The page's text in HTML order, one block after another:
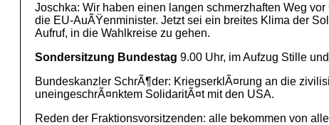
Joschka: Wir haben einen langen schmerzhaften Weg
die EU-AuÃŸenminister. Jetzt sei ein breites Klima der
Aufruf, in die Wahlkreise zu gehen.
Sondersitzung Bundestag 9.00 Uhr, im Aufzug Stille
Bundeskanzler SchrÃ¶der: KriegserklÃ¤rung an die
uneingeschrÃ¤nktem SolidaritÃ¤t mit den USA.
Reden der Fraktionsvorsitzenden: alle bekommen von